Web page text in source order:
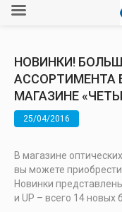
НОВИНКИ!
АССОРТИМЕНТА
МАГАЗИНЕ
25/04/2016
В магазине
вы можете приобрести
Новинки
и UP – всего 14 новых